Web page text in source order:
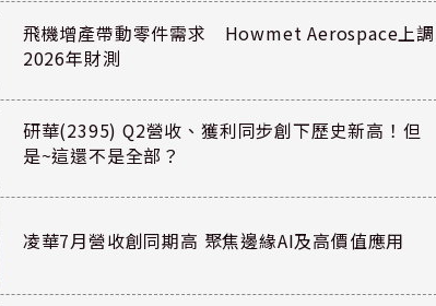
飛機增產帶動零件需求 Howmet Aerospace上調
2026年財測
研華(2395) Q2營收、獲利同步創下歷史新高！但
是~這還不是全部？
凌華7月營收創同期高 聚焦邊緣AI及高價值應用